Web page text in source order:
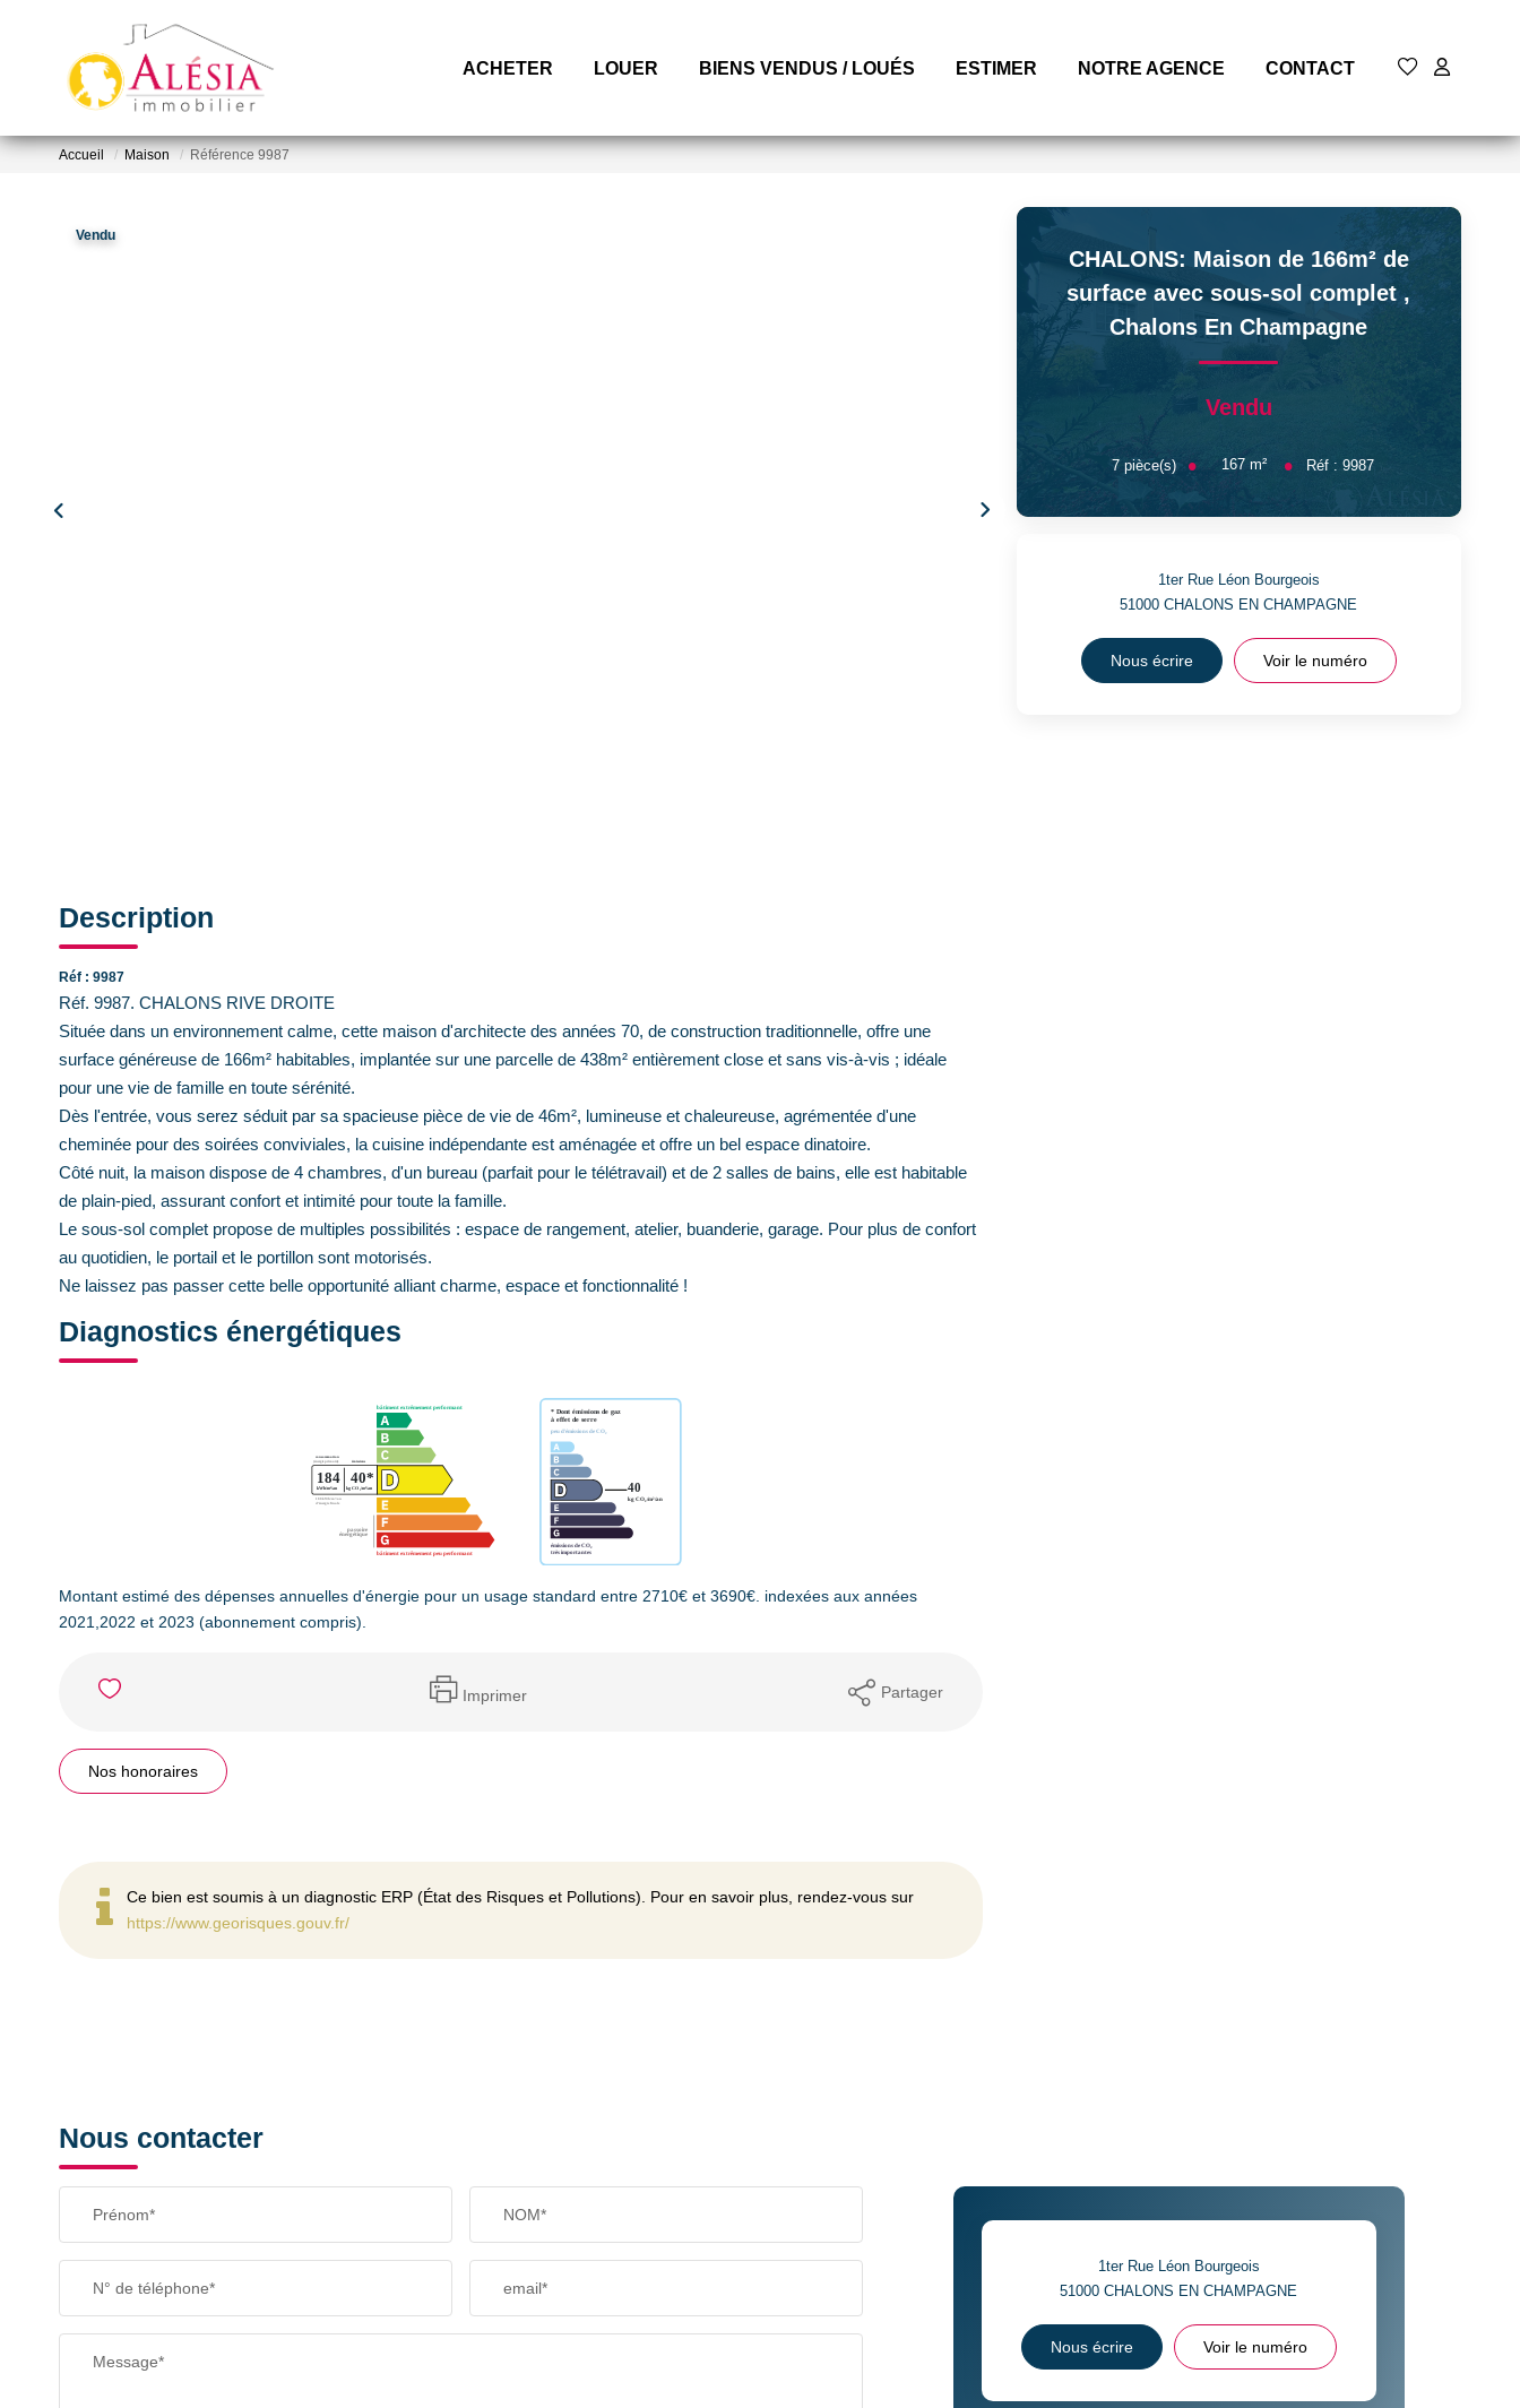
ACHETER LOUER BIENS VENDUS / LOUÉS ESTIMER NOTRE AGENCE CONTACT
Accueil Maison Référence 9987
Vendu
Description
Réf : 9987
Réf. 9987. CHALONS RIVE DROITE
Située dans un environnement calme, cette maison d'architecte des années 70, de construction traditionnelle, offre une
surface généreuse de 166m² habitables, implantée sur une parcelle de 438m² entièrement close et sans vis-à-vis ; idéale
pour une vie de famille en toute sérénité.
Dès l'entrée, vous serez séduit par sa spacieuse pièce de vie de 46m², lumineuse et chaleureuse, agrémentée d'une
cheminée pour des soirées conviviales, la cuisine indépendante est aménagée et offre un bel espace dinatoire.
Côté nuit, la maison dispose de 4 chambres, d'un bureau (parfait pour le télétravail) et de 2 salles de bains, elle est habitable
de plain-pied, assurant confort et intimité pour toute la famille.
Le sous-sol complet propose de multiples possibilités : espace de rangement, atelier, buanderie, garage. Pour plus de confort
au quotidien, le portail et le portillon sont motorisés.
Ne laissez pas passer cette belle opportunité alliant charme, espace et fonctionnalité !
Diagnostics énergétiques
Montant estimé des dépenses annuelles d'énergie pour un usage standard entre 2710€ et 3690€. indexées aux années
2021,2022 et 2023 (abonnement compris).
Imprimer Partager
Nos honoraires
Ce bien est soumis à un diagnostic ERP (État des Risques et Pollutions). Pour en savoir plus, rendez-vous sur
https://www.georisques.gouv.fr/
CHALONS: Maison de 166m² de
surface avec sous-sol complet ,
Chalons En Champagne
Vendu
7pièce(s) 167m² Réf :9987
1ter Rue Léon Bourgeois
51000CHALONS EN CHAMPAGNE
Nous écrire Voir le numéro
Nous contacter
Prénom* NOM*
N° de téléphone* email*
Message*
1ter Rue Léon Bourgeois
51000CHALONS EN CHAMPAGNE
Nous écrire Voir le numéro